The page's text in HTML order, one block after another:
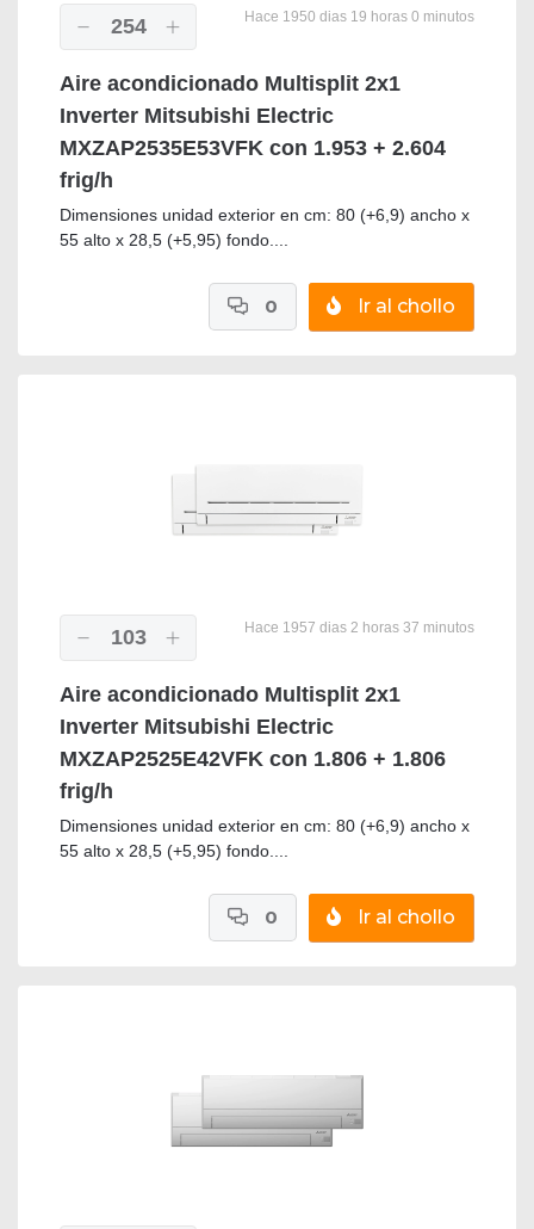
254 Hace 1950 dias 19 horas 0 minutos
Aire acondicionado Multisplit 2x1
Inverter Mitsubishi Electric
MXZAP2535E53VFK con 1.953 + 2.604
frig/h
Dimensiones unidad exterior en cm: 80 (+6,9) ancho x
55 alto x 28,5 (+5,95) fondo....
Ir al chollo
0
103 Hace 1957 dias 2 horas 37 minutos
Aire acondicionado Multisplit 2x1
Inverter Mitsubishi Electric
MXZAP2525E42VFK con 1.806 + 1.806
frig/h
Dimensiones unidad exterior en cm: 80 (+6,9) ancho x
55 alto x 28,5 (+5,95) fondo....
Ir al chollo
0